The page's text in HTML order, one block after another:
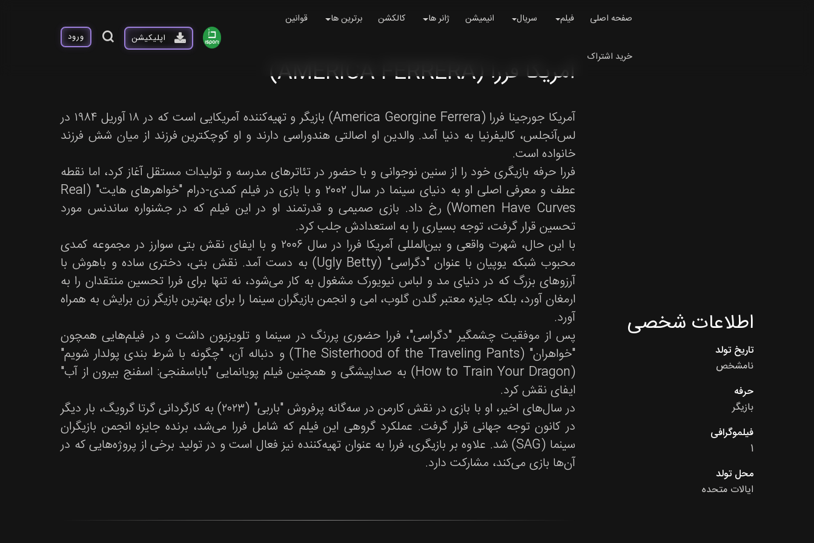
صفحه اصلی فیلم سریال انیمیشن ژانر ها کالکشن برترین ها قوانین
خرید اشتراک
اپلیکیشن ورود
اطلاعات شخصی
تاریخ تولد
نامشخص
حرفه
بازیگر
فیلموگرافی
1
محل تولد
ایالات متحده
آمریکا فررا (AMERICA FERRERA)
آمریکا جورجینا فررا (America Georgine Ferrera) بازیگر و تهیه‌کننده آمریکایی است که در ۱۸ آوریل ۱۹۸۴ در
لس‌آنجلس، کالیفرنیا به دنیا آمد. والدین او اصالتی هندوراسی دارند و او کوچکترین فرزند از میان شش فرزند
خانواده است.
فررا حرفه بازیگری خود را از سنین نوجوانی و با حضور در تئاترهای مدرسه و تولیدات مستقل آغاز کرد، اما نقطه
عطف و معرفی اصلی او به دنیای سینما در سال ۲۰۰۲ و با بازی در فیلم کمدی-درام "خواهرهای هایت" (Real
Women Have Curves) رخ داد. بازی صمیمی و قدرتمند او در این فیلم که در جشنواره ساندنس مورد
تحسین قرار گرفت، توجه بسیاری را به استعدادش جلب کرد.
با این حال، شهرت واقعی و بین‌المللی آمریکا فررا در سال ۲۰۰۶ و با ایفای نقش بتی سوارز در مجموعه کمدی
محبوب شبکه یوپیان با عنوان "دگراسی" (Ugly Betty) به دست آمد. نقش بتی، دختری ساده و باهوش با
آرزوهای بزرگ که در دنیای مد و لباس نیویورک مشغول به کار می‌شود، نه تنها برای فررا تحسین منتقدان را به
ارمغان آورد، بلکه جایزه معتبر گلدن گلوب، امی و انجمن بازیگران سینما را برای بهترین بازیگر زن برایش به همراه
آورد.
پس از موفقیت چشمگیر "دگراسی"، فررا حضوری پررنگ در سینما و تلویزیون داشت و در فیلم‌هایی همچون
"خواهران" (The Sisterhood of the Traveling Pants) و دنباله آن، "چگونه با شرط بندی پولدار شویم"
(How to Train Your Dragon) به صداپیشگی و همچنین فیلم پویانمایی "باباسفنجی: اسفنج بیرون از آب"
ایفای نقش کرد.
در سال‌های اخیر، او با بازی در نقش کارمن در سه‌گانه پرفروش "باربی" (۲۰۲۳) به کارگردانی گرتا گرویگ، بار دیگر
در کانون توجه جهانی قرار گرفت. عملکرد گروهی این فیلم که شامل فررا می‌شد، برنده جایزه انجمن بازیگران
سینما (SAG) شد. علاوه بر بازیگری، فررا به عنوان تهیه‌کننده نیز فعال است و در تولید برخی از پروژه‌هایی که در
آن‌ها بازی می‌کند، مشارکت دارد.